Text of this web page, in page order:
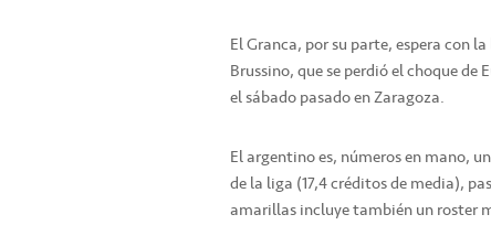
El Granca, por su parte, espera con
Brussino, que se perdió el choque
el sábado pasado en Zaragoza.
El argentino es, números en mano,
de la liga (17,4 créditos de media),
amarillas incluye también un roster